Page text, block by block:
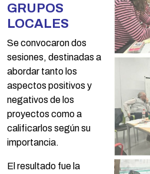
GRUPOS
LOCALES
Se convocaron dos
sesiones, destinadas a
abordar tanto los
aspectos positivos y
negativos de los
proyectos como a
calificarlos según su
importancia.
El resultado fue la